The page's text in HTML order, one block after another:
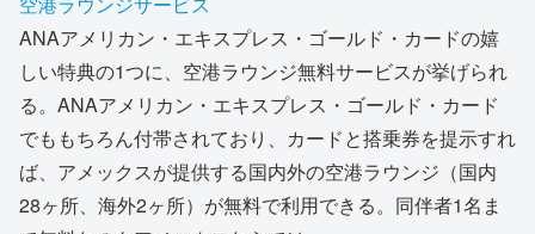
ANAアメリカン・エキスプレス・ゴールド・カードの嬉
しい特典の1つに、空港ラウンジ無料サービスが挙げられ
る。ANAアメリカン・エキスプレス・ゴールド・カード
でももちろん付帯されており、カードと搭乗券を提示すれ
ば、アメックスが提供する国内外の空港ラウンジ（国内
28ヶ所、海外2ヶ所）が無料で利用できる。同伴者1名ま